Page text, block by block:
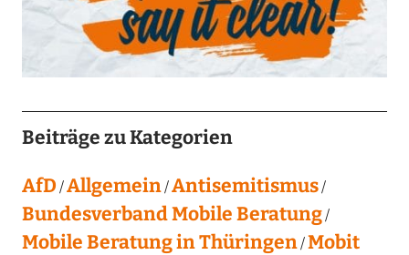
Beiträge zu Kategorien
AfD Allgemein Antisemitismus
Bundesverband Mobile Beratung
Mobile Beratung in Thüringen Mobit